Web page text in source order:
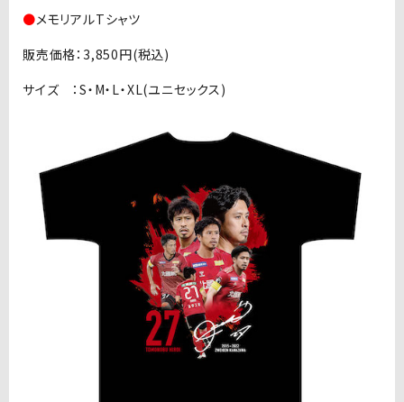
●メモリアルTシャツ
販売価格：3,850円(税込)
サイズ ：S・M・L・XL(ユニセックス)